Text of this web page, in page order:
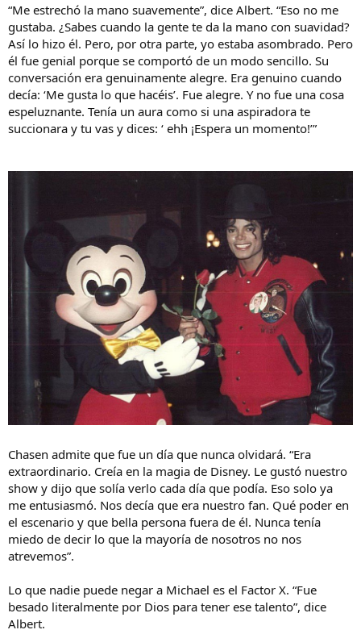
“Me estrechó la mano suavemente”, dice Albert. “Eso no me
gustaba. ¿Sabes cuando la gente te da la mano con suavidad?
Así lo hizo él. Pero, por otra parte, yo estaba asombrado. Pero
él fue genial porque se comportó de un modo sencillo. Su
conversación era genuinamente alegre. Era genuino cuando
decía: ‘Me gusta lo que hacéis’. Fue alegre. Y no fue una cosa
espeluznante. Tenía un aura como si una aspiradora te
succionara y tu vas y dices: ‘ ehh ¡Espera un momento!’”
Chasen admite que fue un día que nunca olvidará. “Era
extraordinario. Creía en la magia de Disney. Le gustó nuestro
show y dijo que solía verlo cada día que podía. Eso solo ya
me entusiasmó. Nos decía que era nuestro fan. Qué poder en
el escenario y que bella persona fuera de él. Nunca tenía
miedo de decir lo que la mayoría de nosotros no nos
atrevemos”.
Lo que nadie puede negar a Michael es el Factor X. “Fue
besado literalmente por Dios para tener ese talento”, dice
Albert.